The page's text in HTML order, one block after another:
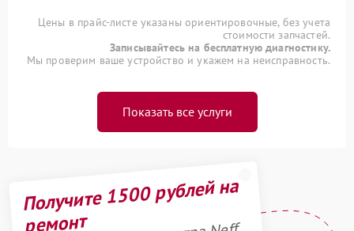
Цены в прайс-листе указаны ориентировочные, без учета
стоимости запчастей.
Записывайтесь на бесплатную диагностику.
Мы проверим ваше устройство и укажем на неисправность.
Показать все услуги
Получите 1500 рублей на
ремонт